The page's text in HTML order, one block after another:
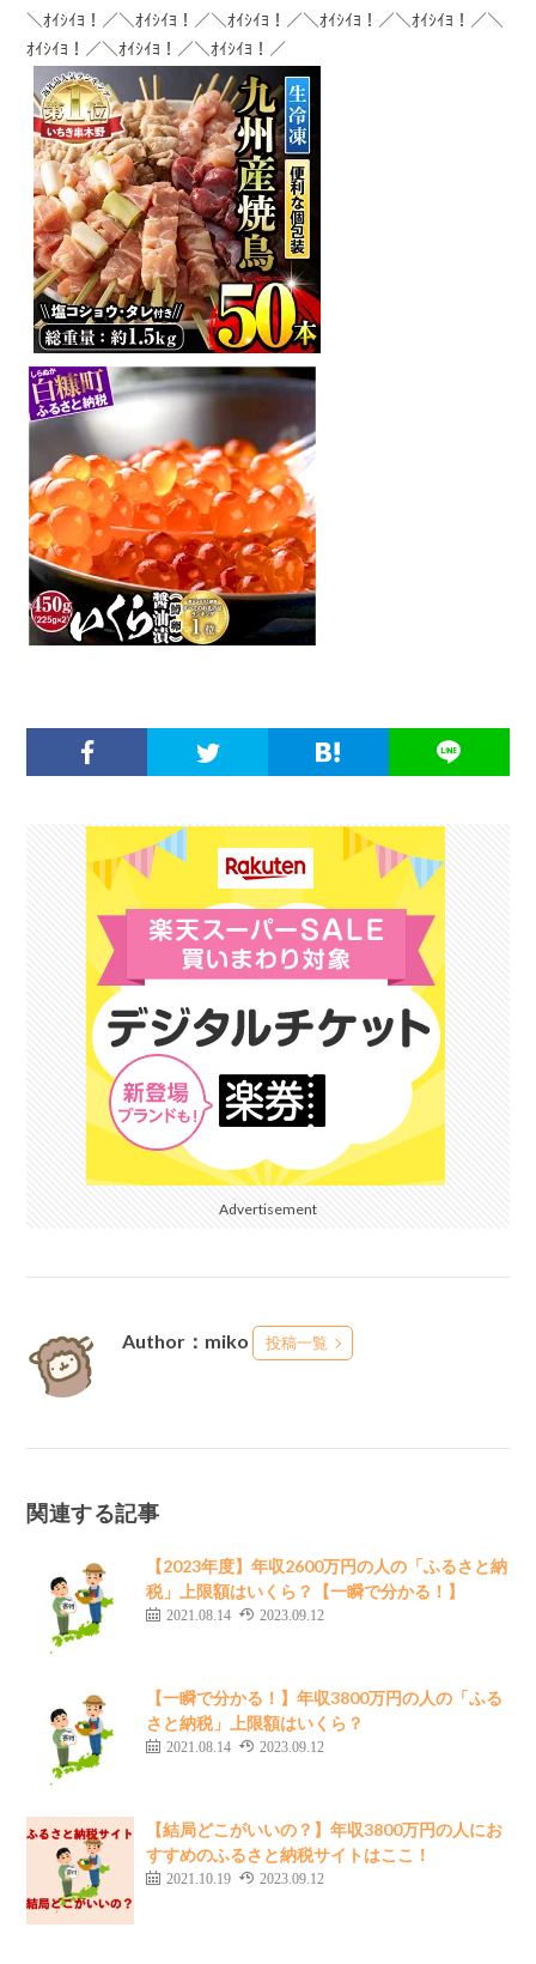
＼ｵｲｼｲﾖ！／＼ｵｲｼｲﾖ！／＼ｵｲｼｲﾖ！／＼ｵｲｼｲﾖ！／＼ｵｲｼｲﾖ！／＼
ｵｲｼｲﾖ！／＼ｵｲｼｲﾖ！／＼ｵｲｼｲﾖ！／
Advertisement
Author：miko 投稿一覧
関連する記事
【2023年度】年収2600万円の人の「ふるさと納
税」上限額はいくら？【一瞬で分かる！】
2021.08.14 2023.09.12
【一瞬で分かる！】年収3800万円の人の「ふる
さと納税」上限額はいくら？
2021.08.14 2023.09.12
【結局どこがいいの？】年収3800万円の人にお
すすめのふるさと納税サイトはここ！
2021.10.19 2023.09.12